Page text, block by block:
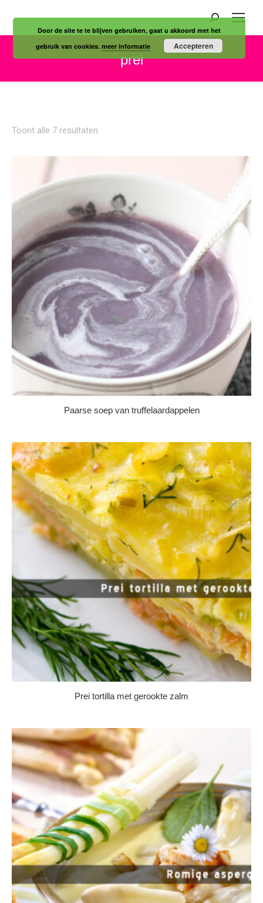
Zoeken:
prei
Toont alle 7 resultaten
Paarse soep van truffelaardappelen
Prei tortilla met gerookte zalm
Door de site te te blijven gebruiken, gaat u akkoord met het
gebruik van cookies.meer informatie Accepteren